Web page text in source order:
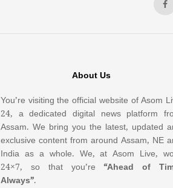
About Us
You’re visiting the official website of Asom
24, a dedicated digital news platform
Assam. We bring you the latest, updated
exclusive content from around Assam, NE
India as a whole. We, at Asom Live,
24×7, so that you’re“Ahead of
Always”.